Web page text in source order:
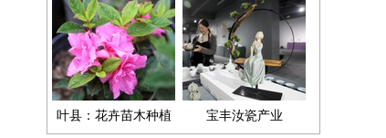
叶县：花卉苗木种植 宝丰汝瓷产业